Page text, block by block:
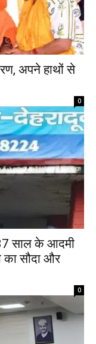
अपने हाथों से
0
साल के आदमी
का सौदा और
0